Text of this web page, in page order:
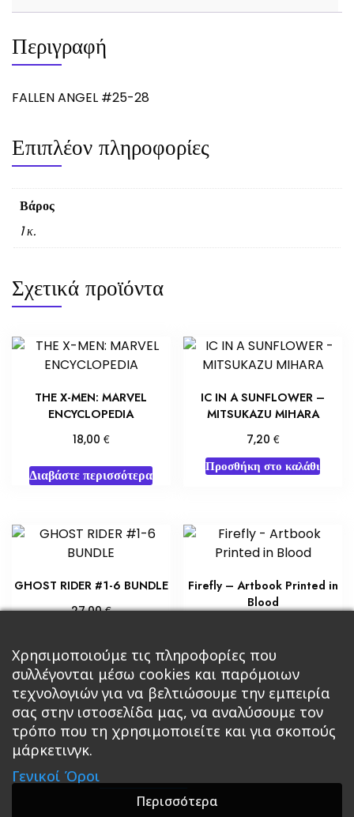
Περιγραφή
FALLEN ANGEL #25-28
Επιπλέον πληροφορίες
Βάρος
1 κ.
Σχετικά προϊόντα
THE X-MEN: MARVEL
ENCYCLOPEDIA
18,00 €
Διαβάστε περισσότερα
IC IN A SUNFLOWER –
MITSUKAZU MIHARA
7,20 €
Προσθήκη στο καλάθι
GHOST RIDER #1-6 BUNDLE
27,00€
Firefly – Artbook Printed in
Blood
Προσθήκη στο καλάθι
Κεντρική Βιβλία
Roleplaying Games Ψυχαγωγία Εκδόσεις Βάρδος
Σε Προσφορά
Χρησιμοποιούμε τις πληροφορίες που
συλλέγονται μέσω cookies και παρόμοιων
τεχνολογιών για να βελτιώσουμε την εμπειρία
σας στην ιστοσελίδα μας, να αναλύσουμε τον
τρόπο που τη χρησιμοποιείτε και για σκοπούς
μάρκετινγκ.
Γενικοί Όροι
Περισσότερα